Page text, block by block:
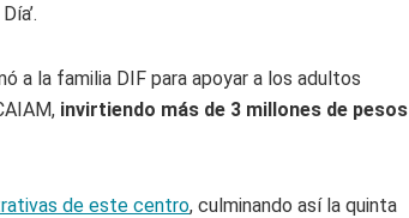
a la familia DIF para apoyar a los adultos
invirtiendo más de 3 millones de pesos
de este centro, culminando así la quinta